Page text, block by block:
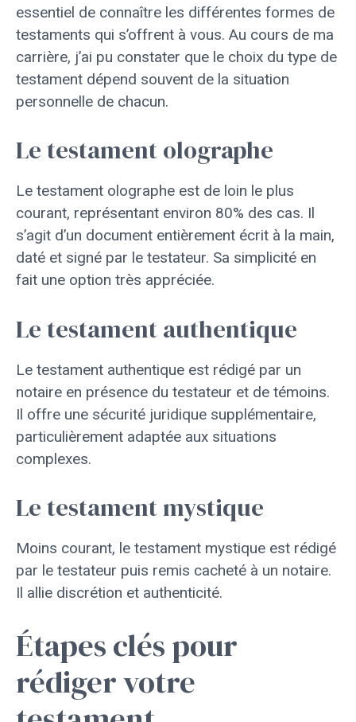
essentiel de connaître les différentes formes de
testaments qui s’offrent à vous. Au cours de ma
carrière, j’ai pu constater que le choix du type de
testament dépend souvent de la situation
personnelle de chacun.
Le testament olographe
Le testament olographe est de loin le plus
courant, représentant environ 80% des cas. Il
s’agit d’un document entièrement écrit à la main,
daté et signé par le testateur. Sa simplicité en
fait une option très appréciée.
Le testament authentique
Le testament authentique est rédigé par un
notaire en présence du testateur et de témoins.
Il offre une sécurité juridique supplémentaire,
particulièrement adaptée aux situations
complexes.
Le testament mystique
Moins courant, le testament mystique est rédigé
par le testateur puis remis cacheté à un notaire.
Il allie discrétion et authenticité.
Étapes clés pour
rédiger votre